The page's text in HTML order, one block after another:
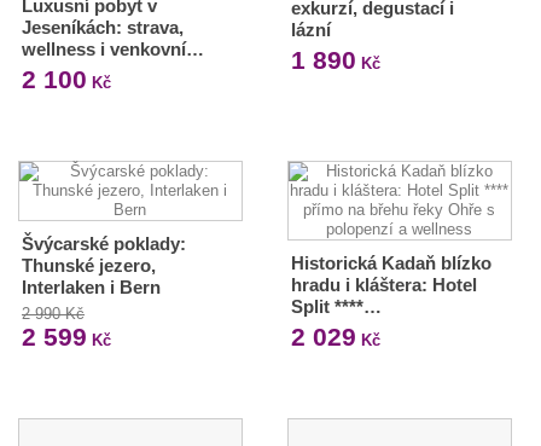
Luxusní pobyt v
Jeseníkách: strava,
wellness i venkovní…
2 100 Kč
exkurzí, degustací i
lázní
1 890 Kč
Švýcarské poklady:
Thunské jezero,
Interlaken i Bern
2 990 Kč
2 599 Kč
Historická Kadaň blízko
hradu i kláštera: Hotel
Split ****…
2 029 Kč